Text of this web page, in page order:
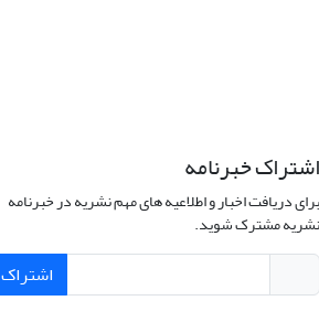
اشتراک خبرنامه
برای دریافت اخبار و اطلاعیه های مهم نشریه در خبرنامه
نشریه مشترک شوید.
اشتراک